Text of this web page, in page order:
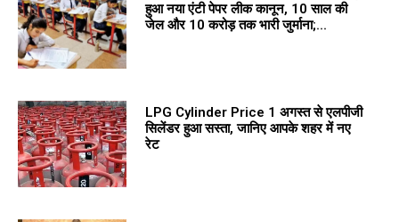
हुआ नया एंटी पेपर लीक कानून, 10 साल की
जेल और 10 करोड़ तक भारी जुर्माना;...
LPG Cylinder Price 1 अगस्त से एलपीजी
सिलेंडर हुआ सस्ता, जानिए आपके शहर में नए
रेट